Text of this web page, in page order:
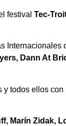
festival Tec-
Internacionales
Dann At
todos ellos con
Marín Zidak,